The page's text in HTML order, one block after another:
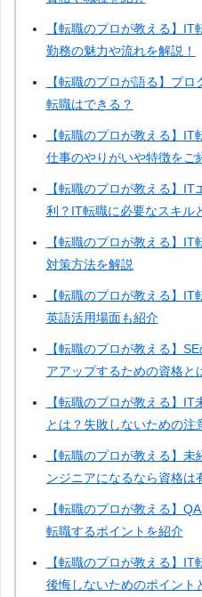
【転職のプロが教える】
勤務の魅力や流れを解説！
【転職のプロが語る】プ
転職はできる？
【転職のプロが教える】
仕事のやりがいや特徴をご
【転職のプロが教える】
利？IT転職に必要なスキル
【転職のプロが教える】
対策方法を解説
【転職のプロが教える】
英語活用場面も紹介
【転職のプロが教える】
アアップするための資格と
【転職のプロが教える】
とは？失敗しないための注
【転職のプロが教える】
ンジニアになるなら資格は
【転職のプロが教える】
転職するポイントを紹介
【転職のプロが教える】
後悔しないためのポイント